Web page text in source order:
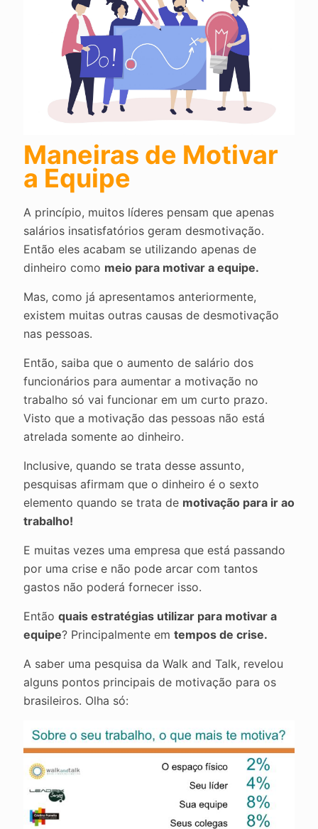
Maneiras de Motivar
a Equipe
A princípio, muitos líderes pensam que apenas
salários insatisfatórios geram desmotivação.
Então eles acabam se utilizando apenas de
dinheiro como meio para motivar a equipe.
Mas, como já apresentamos anteriormente,
existem muitas outras causas de desmotivação
nas pessoas.
Então, saiba que o aumento de salário dos
funcionários para aumentar a motivação no
trabalho só vai funcionar em um curto prazo.
Visto que a motivação das pessoas não está
atrelada somente ao dinheiro.
Inclusive, quando se trata desse assunto,
pesquisas afirmam que o dinheiro é o sexto
elemento quando se trata de motivação para ir ao
trabalho!
E muitas vezes uma empresa que está passando
por uma crise e não pode arcar com tantos
gastos não poderá fornecer isso.
Então quais estratégias utilizar para motivar a
equipe? Principalmente em tempos de crise.
A saber uma pesquisa da Walk and Talk, revelou
alguns pontos principais de motivação para os
brasileiros. Olha só: